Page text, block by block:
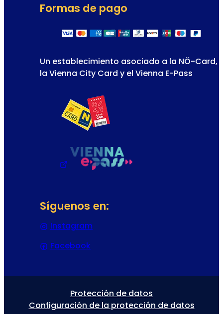
Formas de pago
Un establecimiento asociado a la NÖ-Card,
la Vienna City Card y el Vienna E-Pass
Síguenos en:
Instagram
Facebook
Protección de datos
Configuración de la protección de datos